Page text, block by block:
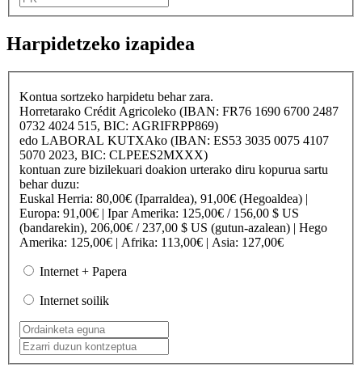
Harpidetzeko izapidea
Kontua sortzeko harpidetu behar zara.
Horretarako Crédit Agricoleko (IBAN: FR76 1690 6700 2487
0732 4024 515, BIC: AGRIFRPP869)
edo LABORAL KUTXAko (IBAN: ES53 3035 0075 4107
5070 2023, BIC: CLPEES2MXXX)
kontuan zure bizilekuari doakion urterako diru kopurua sartu
behar duzu:
Euskal Herria: 80,00€ (Iparraldea), 91,00€ (Hegoaldea) |
Europa: 91,00€ | Ipar Amerika: 125,00€ / 156,00 $ US
(bandarekin), 206,00€ / 237,00 $ US (gutun-azalean) | Hego
Amerika: 125,00€ | Afrika: 113,00€ | Asia: 127,00€
Internet + Papera
Internet soilik